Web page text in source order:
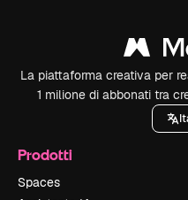
La piattaforma creativa per
1 milione di abbonati tra
Prodotti
Spaces